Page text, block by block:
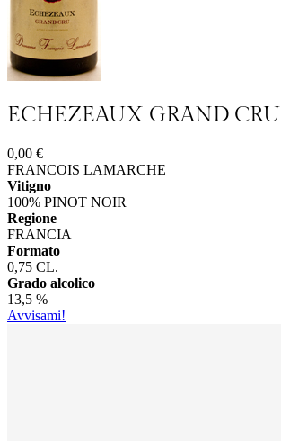
ECHEZEAUX GRAND CRU
0,00 €
FRANCOIS LAMARCHE
Vitigno
100% PINOT NOIR
Regione
FRANCIA
Formato
0,75 CL.
Grado alcolico
13,5 %
Avvisami!